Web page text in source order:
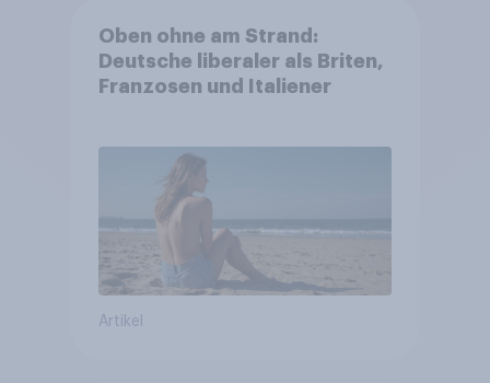
Oben ohne am Strand:
Deutsche liberaler als Briten,
Franzosen und Italiener
Artikel